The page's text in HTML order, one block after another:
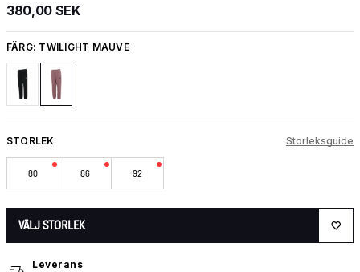
380,00 SEK
FÄRG: TWILIGHT MAUVE
STORLEK Storleksguide
80 86 92
VÄLJ STORLEK
Leverans